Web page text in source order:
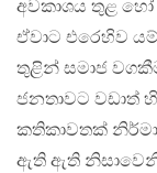
අවකාශය තුළ
ඒවාට එරෙහිව
තුළින් සමාජ
ජනතාවට වඩාත්
කතිකාවතක්
ඇති ඇති